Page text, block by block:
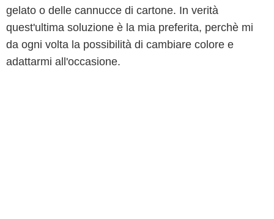
gelato o delle cannucce di cartone. In verità
quest'ultima soluzione è la mia preferita, perchè mi
da ogni volta la possibilità di cambiare colore e
adattarmi all'occasione.